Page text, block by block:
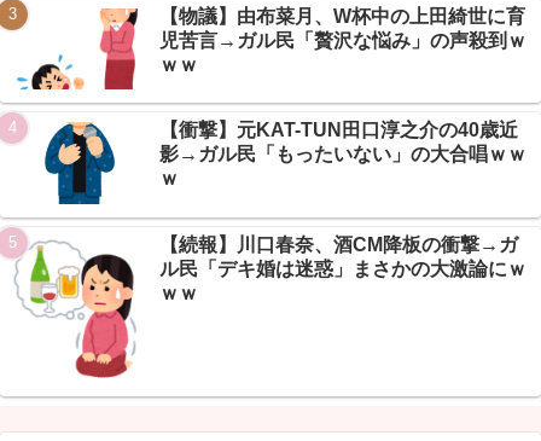
Powered by livedoor 相互RSS
【物議】由布菜月、W杯中の上田綺世に育
児苦言→ガル民「贅沢な悩み」の声殺到ｗ
ｗｗ
【衝撃】元KAT-TUN田口淳之介の40歳近
影→ガル民「もったいない」の大合唱ｗｗ
ｗ
【続報】川口春奈、酒CM降板の衝撃→ガ
ル民「デキ婚は迷惑」まさかの大激論にｗ
ｗｗ